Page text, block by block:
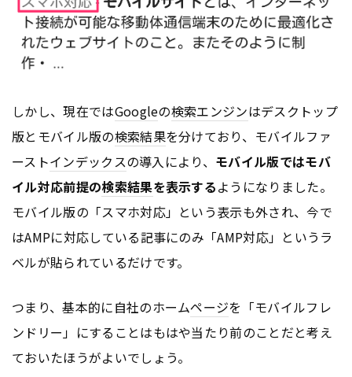
しかし、現在ではGoogleの検索エンジンはデスクトップ
版とモバイル版の検索結果を分けており、モバイルファ
ーストインデックスの導入により、 モバイル版ではモバ
イル対応前提の検索結果を表示するようになりました。
モバイル版の「スマホ対応」という表示も外され、今で
はAMPに対応している記事にのみ「AMP対応」というラ
ベルが貼られているだけです。
つまり、基本的に自社のホームページを「モバイルフレ
ンドリー」にすることはもはや当たり前のことだと考え
ておいたほうがよいでしょう。